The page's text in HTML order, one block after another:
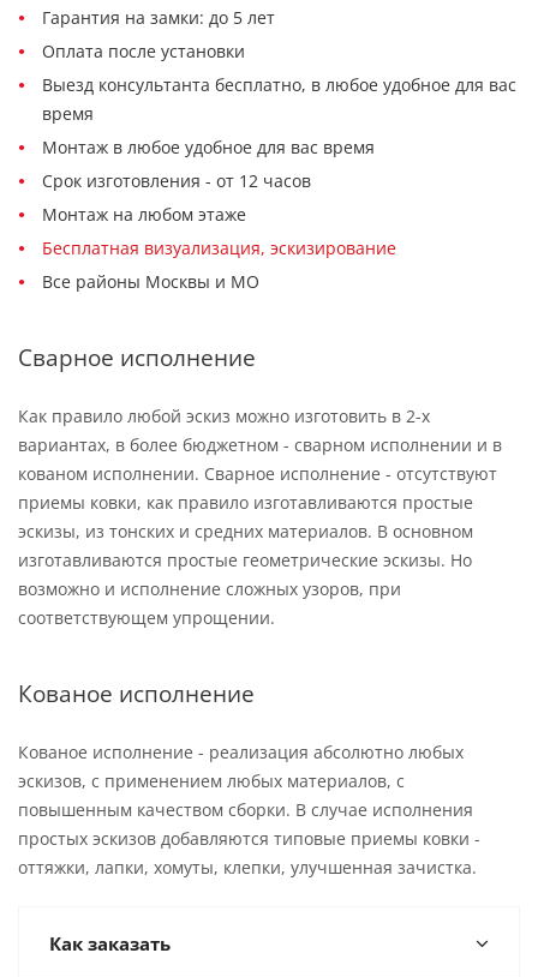
Гарантия на замки: до 5 лет
Оплата после установки
Выезд консультанта бесплатно, в любое удобное для вас
время
Монтаж в любое удобное для вас время
Срок изготовления - от 12 часов
Монтаж на любом этаже
Бесплатная визуализация, эскизирование
Все районы Москвы и МО
Сварное исполнение
Как правило любой эскиз можно изготовить в 2-х
вариантах, в более бюджетном - сварном исполнении и в
кованом исполнении. Сварное исполнение - отсутствуют
приемы ковки, как правило изготавливаются простые
эскизы, из тонских и средних материалов. В основном
изготавливаются простые геометрические эскизы. Но
возможно и исполнение сложных узоров, при
соответствующем упрощении.
Кованое исполнение
Кованое исполнение - реализация абсолютно любых
эскизов, с применением любых материалов, с
повышенным качеством сборки. В случае исполнения
простых эскизов добавляются типовые приемы ковки -
оттяжки, лапки, хомуты, клепки, улучшенная зачистка.
Как заказать